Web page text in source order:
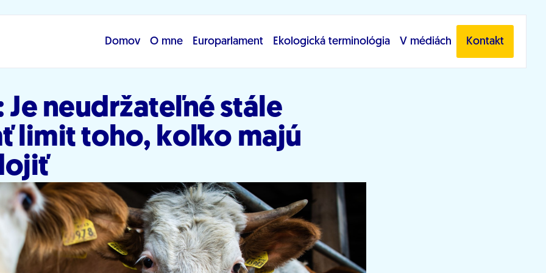
Domov O mne Europarlament Ekologická terminológia V médiách Kontakt
Je neudržateľné stále
limit toho, koľko majú